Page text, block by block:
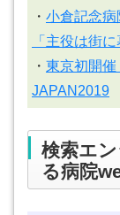
・ 小倉記念
「主役は街
・ 東京初開催
JAPAN2019
検索エ
る病院